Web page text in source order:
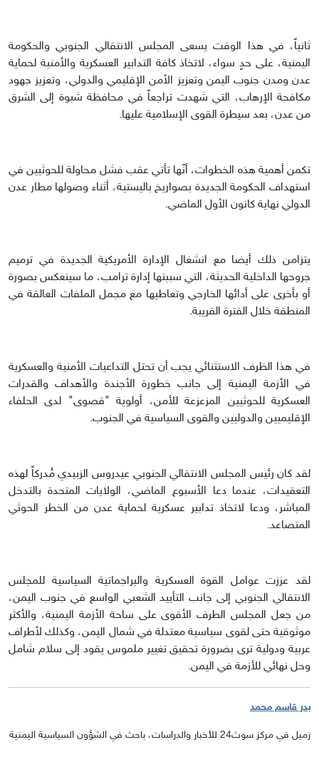
ثانياً، في هذا الوقت يسعى المجلس الانتقالي الجنوبي والحكومة
اليمنية، على حدٍ سواء، لاتخاذ كافة التدابير العسكرية والأمنية لحماية
عدن ومدن جنوب اليمن وتعزيز الأمن الإقليمي والدولي، وتعزيز جهود
مكافحة الإرهاب، التي شهدت تراجعاً في محافظة شبوة إلى الشرق
من عدن، بعد سيطرة القوى الإسلامية عليها.
تكمن أهمية هذه الخطوات، أنّها تأتي عقب فشل محاولة للحوثيين في
استهداف الحكومة الجديدة بصواريخ باليستية، أثناء وصولها مطار عدن
الدولي نهاية كانون الأول الماضي.
يتزامن ذلك أيضا مع انشغال الإدارة الأمريكية الجديدة في ترميم
جروحها الداخلية الحديثة، التي سببتها إدارة ترامب، ما سينعكس بصورة
أو بأخرى على أدائها الخارجي وتعاطيها مع مجمل الملفات العالقة في
المنطقة خلال الفترة القريبة.
في هذا الظرف الاستثنائي يجب أن تحتل التداعيات الأمنية والعسكرية
في الأزمة اليمنية إلى جانب خطورة الأجندة والأهداف والقدرات
العسكرية للحوثيين المزعزعة للأمن، أولوية "قصوى" لدى الحلفاء
الإقليميين والدوليين والقوى السياسية في الجنوب.
لقد كان رئيس المجلس الانتقالي الجنوبي عيدروس الزبيدي مُدركاً لهذه
التعقيدات، عندما دعا الأسبوع الماضي، الولايات المتحدة بالتدخل
المباشر، ودعا لاتخاذ تدابير عسكرية لحماية عدن من الخطر الحوثي
المتصاعد.
لقد عززت عوامل القوة العسكرية والبراجماتية السياسية للمجلس
الانتقالي الجنوبي إلى جانب التأييد الشعبي الواسع في جنوب اليمن،
من جعل المجلس الطرف الأقوى على ساحة الأزمة اليمنية، والأكثر
موثوقية حتى لقوى سياسية معتدلة في شمال اليمن، وكذلك لأطراف
عربية ودولية ترى بضرورة تحقيق تغيير ملموس يقود إلى سلام شامل
وحل نهائي للأزمة في اليمن.
بدر قاسم محمد
زميل في مركز سوث24 للأخبار والدراسات، باحث في الشؤون السياسية اليمنية